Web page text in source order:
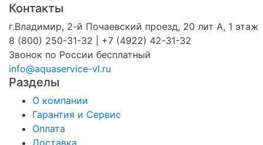
Контакты
г.Владимир, 2-й Почаевский проезд, 20 лит А, 1 этаж
8 (800) 250-31-32 | +7 (4922) 42-31-32
Звонок по России бесплатный
info@aquaservice-vl.ru
Разделы
О компании
Гарантия и Сервис
Оплата
Доставка